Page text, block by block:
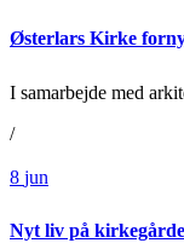
Østerlars Kirke
I samarbejde med
/
8 jun
Nyt liv på